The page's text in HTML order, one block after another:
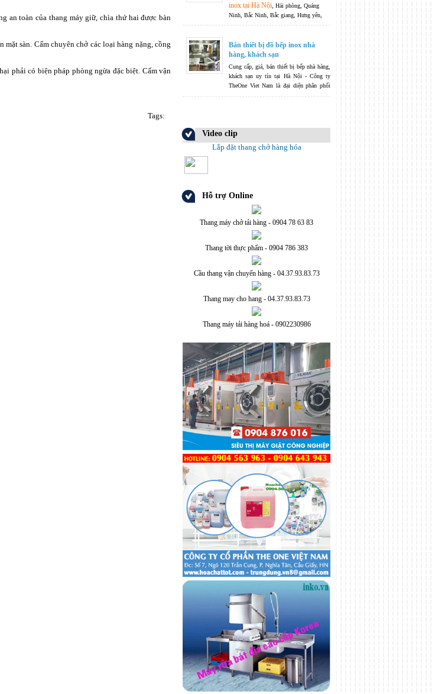
an toàn của thang máy giữ, chìa thứ hai được bàn
sàn. Cấm chuyên chở các loại hàng nặng, cồng
phải có biện pháp phòng ngừa đặc biệt. Cấm vận
Tags:
inox tại Hà Nội , Hải phòng, Quảng
Ninh, Bắc Ninh, Bắc giang, Hưng yên,
Nam Định, thái Bình, Thanh Hoá, Nghệ
là phương châm của chúng tôi -
TheOneJsc không chỉ dừng lại ở việc sản
xuất và phân phối, TheOneJsc còn nhận
thiết kế hệ thống các thiết bịbếp công
nghiệp
theo nguyện vọng và yêu cầu của
Bán thiết bị đồ bếp inox nhà
hàng, khách sạn
Cung cấp, giá, bán thiết bị bếp nhà hàng,
khách sạn uy tín tại Hà Nội - Công ty
TheOne Viet Nam là đại diện phân phối
Video clip
Lắp đặt thang chở hàng hóa
Hỗ trợ Online
Thang máy chở tải hàng - 0904 78 63 83
Thang tời thực phẩm - 0904 786 383
Cầu thang vận chuyển hàng - 04.37.93.83.73
Thang may cho hang - 04.37.93.83.73
Thang máy tải hàng hoá - 0902230986